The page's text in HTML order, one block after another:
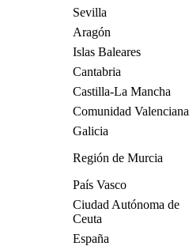
Sevilla
Aragón
Islas Baleares
Cantabria
Castilla-La Mancha
Comunidad Valenciana
Galicia
Región de Murcia
País Vasco
Ciudad Autónoma de
Ceuta
España